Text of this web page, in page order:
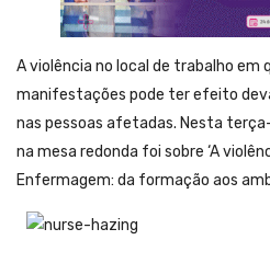
A violência no local de trabalho em
manifestações pode ter efeito
nas pessoas afetadas. Nesta
na mesa redonda foi sobre ‘A
Enfermagem: da formação aos